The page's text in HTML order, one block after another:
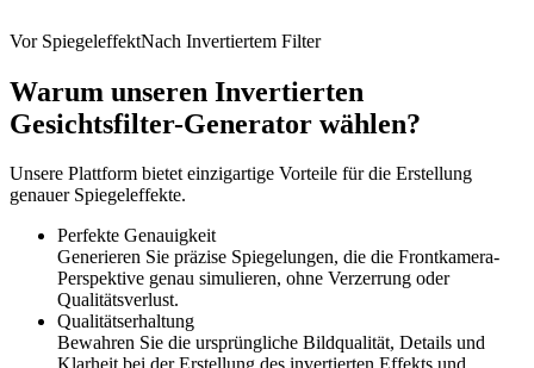
Vor SpiegeleffektNach Invertiertem Filter
Warum unseren Invertierten
Gesichtsfilter-Generator wählen?
Unsere Plattform bietet einzigartige Vorteile für die Erstellung
genauer Spiegeleffekte.
Perfekte Genauigkeit
Generieren Sie präzise Spiegelungen, die die Frontkamera-
Perspektive genau simulieren, ohne Verzerrung oder
Qualitätsverlust.
Qualitätserhaltung
Bewahren Sie die ursprüngliche Bildqualität, Details und